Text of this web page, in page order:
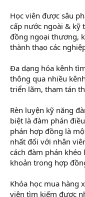
Học viên được sâu
cấp nước ngoài & kỹ
đồng ngoại thương,
thành thạo các
Đa dạng hóa kênh
thông qua nhiều
triển lãm, tham tán
Rèn luyện kỹ năng
biệt là đàm phán
phán hợp đồng là
nhất đối với nhân
cách đàm phán khéo
khoản trong hợp
Khóa học mua hàng
viên tìm kiếm được